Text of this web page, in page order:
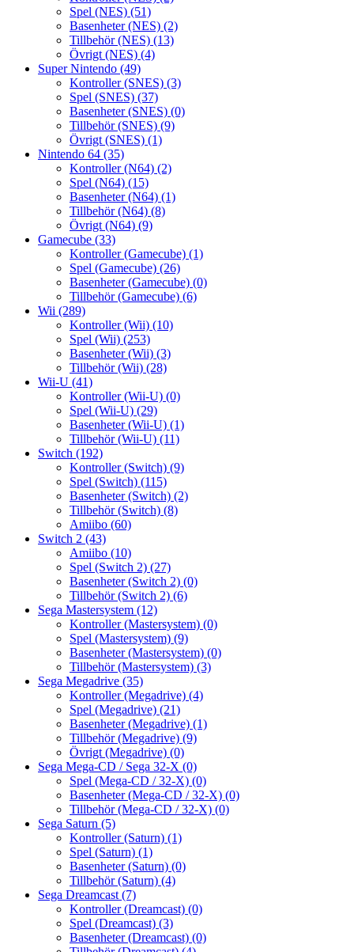
Spel (NES) (51)
Basenheter (NES) (2)
Tillbehör (NES) (13)
Övrigt (NES) (4)
Super Nintendo (49)
Kontroller (SNES) (3)
Spel (SNES) (37)
Basenheter (SNES) (0)
Tillbehör (SNES) (9)
Övrigt (SNES) (1)
Nintendo 64 (35)
Kontroller (N64) (2)
Spel (N64) (15)
Basenheter (N64) (1)
Tillbehör (N64) (8)
Övrigt (N64) (9)
Gamecube (33)
Kontroller (Gamecube) (1)
Spel (Gamecube) (26)
Basenheter (Gamecube) (0)
Tillbehör (Gamecube) (6)
Wii (289)
Kontroller (Wii) (10)
Spel (Wii) (253)
Basenheter (Wii) (3)
Tillbehör (Wii) (28)
Wii-U (41)
Kontroller (Wii-U) (0)
Spel (Wii-U) (29)
Basenheter (Wii-U) (1)
Tillbehör (Wii-U) (11)
Switch (192)
Kontroller (Switch) (9)
Spel (Switch) (115)
Basenheter (Switch) (2)
Tillbehör (Switch) (8)
Amiibo (60)
Switch 2 (43)
Amiibo (10)
Spel (Switch 2) (27)
Basenheter (Switch 2) (0)
Tillbehör (Switch 2) (6)
Sega Mastersystem (12)
Kontroller (Mastersystem) (0)
Spel (Mastersystem) (9)
Basenheter (Mastersystem) (0)
Tillbehör (Mastersystem) (3)
Sega Megadrive (35)
Kontroller (Megadrive) (4)
Spel (Megadrive) (21)
Basenheter (Megadrive) (1)
Tillbehör (Megadrive) (9)
Övrigt (Megadrive) (0)
Sega Mega-CD / Sega 32-X (0)
Spel (Mega-CD / 32-X) (0)
Basenheter (Mega-CD / 32-X) (0)
Tillbehör (Mega-CD / 32-X) (0)
Sega Saturn (5)
Kontroller (Saturn) (1)
Spel (Saturn) (1)
Basenheter (Saturn) (0)
Tillbehör (Saturn) (4)
Sega Dreamcast (7)
Kontroller (Dreamcast) (0)
Spel (Dreamcast) (3)
Basenheter (Dreamcast) (0)